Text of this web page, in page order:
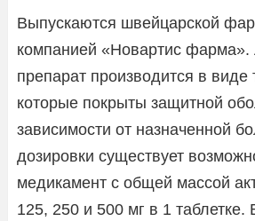
Выпускаются швейцарской
компанией «Новартис фарма».
препарат производится в виде
которые покрыты защитной
зависимости от назначенной
дозировки существует
медикамент с общей массой
125, 250 и 500 мг в 1 таблетке.